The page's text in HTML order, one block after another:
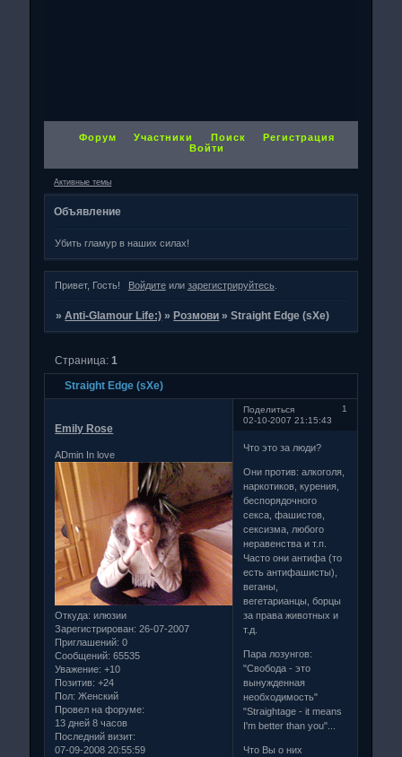
Форум Участники Поиск
Регистрация
Войти
Активные темы
Объявление
Убить гламур в наших силах!
Привет, Гость! Войдитеили зарегистрируйтесь.
»Anti-Glamour Life:) »Розмови »Straight Edge (sXe)
Straight Edge (sXe)
Страница:1
Поделиться
1
02-10-2007 21:15:43
Emily Rose
ADmin In love
Откуда: илюзии
Зарегистрирован: 26-07-2007
Приглашений: 0
Сообщений: 65535
Уважение: +10
Позитив: +24
Пол: Женский
Провел на форуме:
13 дней 8 часов
Последний визит:
07-09-2008 20:55:59
Что это за люди?
Они против: алкоголя,
наркотиков, курения,
беспорядочного
секса, фашистов,
сексизма, любого
неравенства и т.п.
Часто они антифа (то
есть антифашисты),
веганы,
вегетарианцы, борцы
за права животных и
т.д.
Пара лозунгов:
"Свобода - это
вынужденная
необходимость"
"Straightage - it means
I'm better than you"...
Что Вы о них